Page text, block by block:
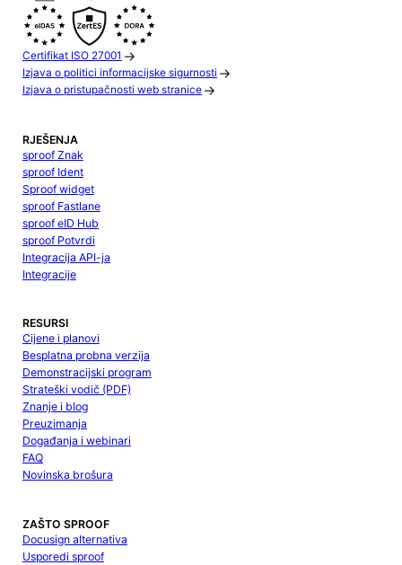
Certifikat ISO 27001
Izjava o politici informacijske sigurnosti
Izjava o pristupačnosti web stranice
RJEŠENJA
sproof Znak
sproof Ident
Sproof widget
sproof Fastlane
sproof eID Hub
sproof Potvrdi
Integracija API-ja
Integracije
RESURSI
Cijene i planovi
Besplatna probna verzija
Demonstracijski program
Strateški vodič (PDF)
Znanje i blog
Preuzimanja
Događanja i webinari
FAQ
Novinska brošura
ZAŠTO SPROOF
Docusign alternativa
Usporedi sproof